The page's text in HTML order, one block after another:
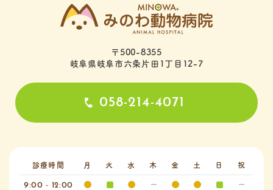
〒500-8355
岐阜県岐阜市六条片田1丁目12-7
058-214-4071
診療時間 月 火 水 木 金 土 日 祝
9:00 - 12:00